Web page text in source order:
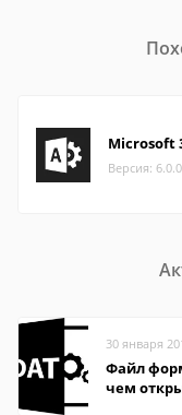
Microsoft
Версия:
30 января
Файл
чем